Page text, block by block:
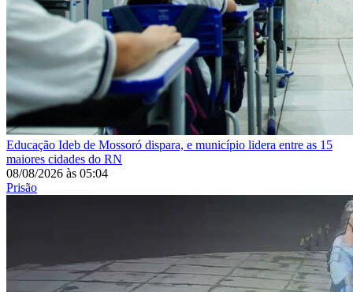
Educação Ideb de Mossoró dispara, e município lidera entre as 15
maiores cidades do RN
08/08/2026 às 05:04
Prisão